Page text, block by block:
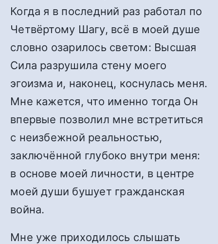
Когда я в последний раз работал по
Четвёртому Шагу, всё в моей душе
словно озарилось светом: Высшая
Сила разрушила стену моего
эгоизма и, наконец, коснулась меня.
Мне кажется, что именно тогда Он
впервые позволил мне встретиться
с неизбежной реальностью,
заключённой глубоко внутри меня:
в основе моей личности, в центре
моей души бушует гражданская
война.
Мне уже приходилось слышать